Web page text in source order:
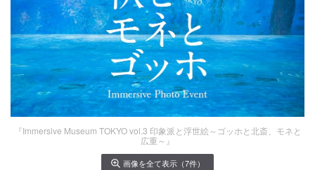
『Immersive Museum TOKYO vol.3 印象派と浮世絵～ゴッホと北斎、モネと
広重～』
画像を全て表示（7件）